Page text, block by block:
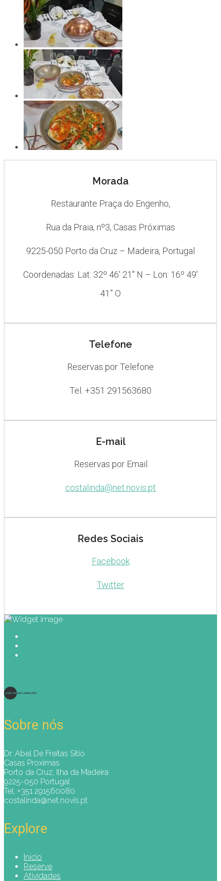
Morada
Restaurante Praça do Engenho,
Rua da Praia, nº3, Casas Próximas
9225-050 Porto da Cruz – Madeira, Portugal
Coordenadas: Lat: 32º 46′ 21″ N – Lon: 16º 49′
41” O
Telefone
Reservas por Telefone
Tel. +351 291563680
E-mail
Reservas por Email
costalinda@net.novis.pt
Redes Sociais
Facebook
Twitter
Sobre nós
Dr. Abel De Freitas Sitio
Casas Proximas
Porto da Cruz, Ilha da Madeira
9225-050 Portugal
Tel. +351 291560080
costalinda@net.novis.pt
Explore
Início
Reserve
Atividades